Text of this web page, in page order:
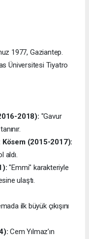
1977, Gaziantep.
Üniversitesi Tiyatro
2018): "Gavur
Kösem (2015-2017):
aldı.
"Emmi" karakteriyle
ulaştı.
ilk büyük çıkışını
Cem Yılmaz’ın